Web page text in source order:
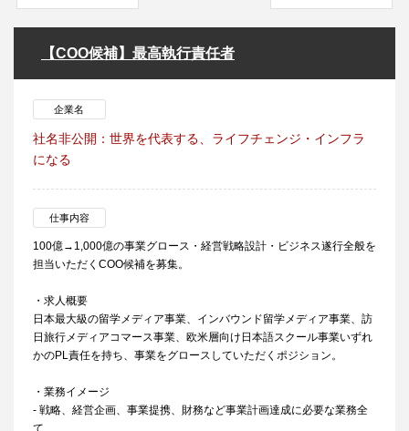
【COO候補】最高執行責任者
企業名
社名非公開：世界を代表する、ライフチェンジ・インフラ
になる
仕事内容
100億→1,000億の事業グロース・経営戦略設計・ビジネス遂行全般を
担当いただくCOO候補を募集。
・求人概要
日本最大級の留学メディア事業、インバウンド留学メディア事業、訪
日旅行メディアコマース事業、欧米層向け日本語スクール事業いずれ
かのPL責任を持ち、事業をグロースしていただくポジション。
・業務イメージ
- 戦略、経営企画、事業提携、財務など事業計画達成に必要な業務全
て